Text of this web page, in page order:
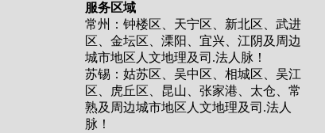
服务区域
常州：钟楼区、天宁区、新北区、武进
区、金坛区、溧阳、宜兴、江阴及周边
城市地区人文地理及司.法人脉！
苏锡：姑苏区、吴中区、相城区、吴江
区、虎丘区、昆山、张家港、太仓、常
熟及周边城市地区人文地理及司.法人
脉！